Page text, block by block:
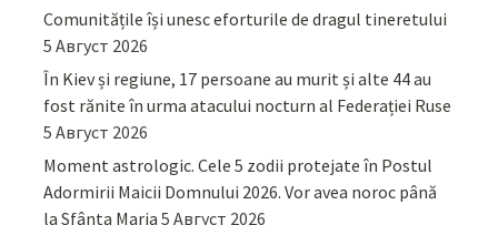
Comunitățile își unesc eforturile de dragul tineretului
5 Август 2026
În Kiev și regiune, 17 persoane au murit și alte 44 au
fost rănite în urma atacului nocturn al Federației Ruse
5 Август 2026
Moment astrologic. Cele 5 zodii protejate în Postul
Adormirii Maicii Domnului 2026. Vor avea noroc până
la Sfânta Maria 5 Август 2026